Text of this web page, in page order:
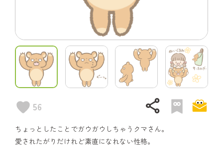
56 share
ちょっとしたことでガウガウしちゃうクマさん。
愛されたがりだけれど素直になれない性格。